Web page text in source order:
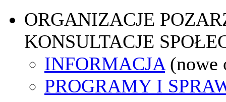
ORGANIZACJE
KONSULTACJE
INFORMACJA (nowe
PROGRAMY I